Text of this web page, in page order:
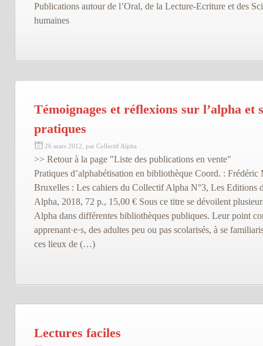
Publications autour de l’Oral, de la Lecture-Ecriture et des
humaines
Témoignages et réflexions sur l’alpha et
pratiques
26 mars 2012, par Collectif Alpha
>> Retour à la page "Liste des publications en vente"
Pratiques d’alphabétisation en bibliothèque Coord. : Frédéric
Bruxelles : Les cahiers du Collectif Alpha N°3, Les Editions
Alpha, 2018, 72 p., 15,00 € Sous ce titre se dévoilent
Alpha dans différentes bibliothèques publiques. Leur point
apprenant·e·s, des adultes peu ou pas scolarisés, à se
ces lieux de (…)
Lectures faciles